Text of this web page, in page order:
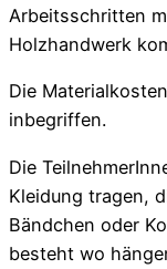
Arbeitsschritten
Holzhandwerk
Die
inbegriffen.
Die
Kleidung tragen,
Bändchen oder
besteht wo